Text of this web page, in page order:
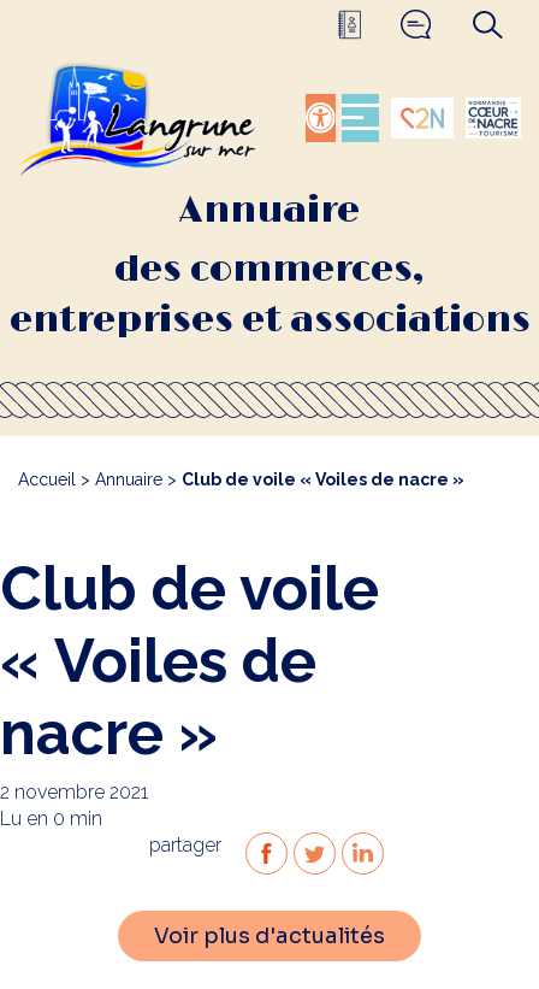
Annuaire
des commerces,
entreprises et associations
Accueil > Annuaire > Club de voile « Voiles de nacre »
Club de voile
« Voiles de
nacre »
2 novembre 2021
Lu en 0 min
partager
Voir plus d'actualités